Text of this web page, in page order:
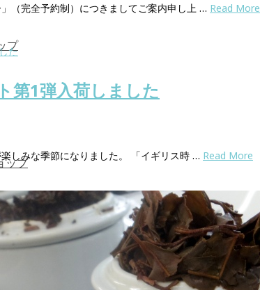
プ
ップ
（完全予約制）につきましてご案内申し上 … Read More
第1弾入荷しました
しみな季節になりました。 「イギリス時 … Read More